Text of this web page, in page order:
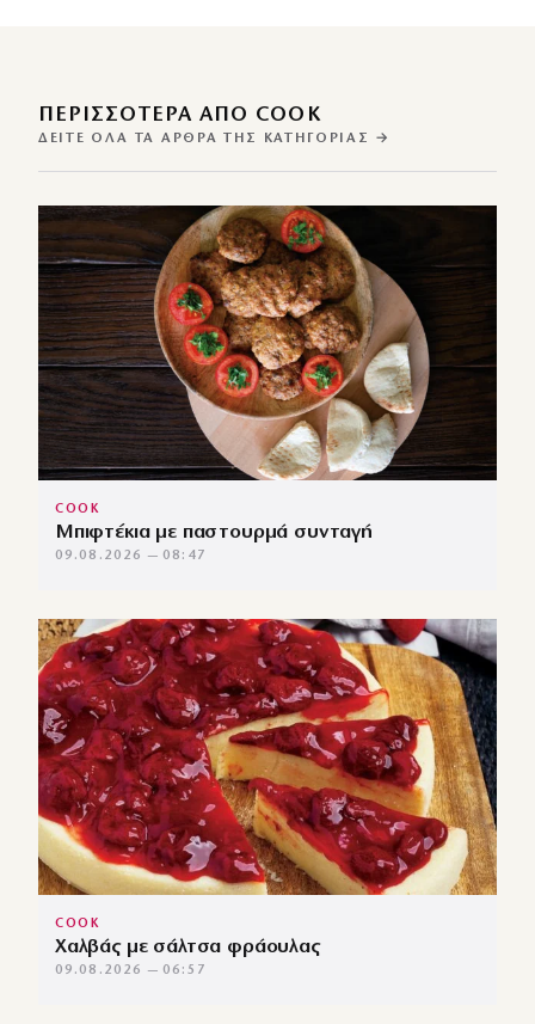
ΠΕΡΙΣΣΌΤΕΡΑ ΑΠΌ COOK
ΔΕΊΤΕ ΌΛΑ ΤΑ ΆΡΘΡΑ ΤΗΣ ΚΑΤΗΓΟΡΊΑΣ →
COOK
Μπιφτέκια με παστουρμά συνταγή
09.08.2026 — 08:47
COOK
Χαλβάς με σάλτσα φράουλας
09.08.2026 — 06:57